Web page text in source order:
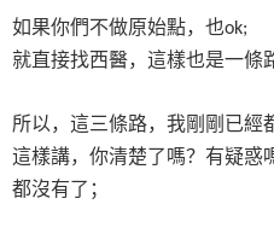
如果你們不做原始點，也ok;
就直接找西醫，這樣也是一條
所以，這三條路，我剛剛已經
這樣講，你清楚了嗎？有疑惑
都沒有了；